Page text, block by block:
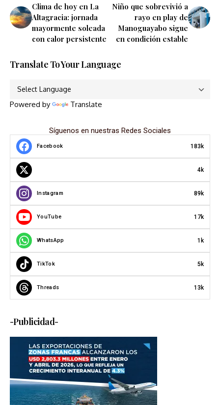
Clima de hoy en La
Altagracia: jornada
mayormente soleada
con calor persistente
Niño que sobrevivió a
rayo en play de
Manoguayabo sigue
en condición estable
Translate To Your Language
Powered by Translate
Síguenos en nuestras Redes Sociales
Facebook 183k
4k
Instagram 89k
YouTube 17k
WhatsApp 1k
TikTok 5k
Threads 13k
-Publicidad-